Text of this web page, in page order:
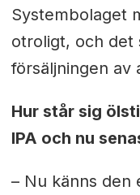
Systembolaget
otroligt, och det
försäljningen av
Hur står sig
IPA och nu
– Nu känns den